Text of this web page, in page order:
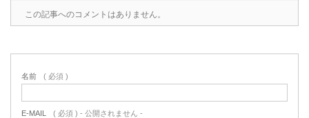
この記事へのコメントはありません。
名前 ( 必須 )
E-MAIL ( 必須 ) - 公開されません -